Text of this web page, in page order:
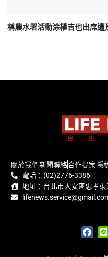
稱農水署活動涂權吉也出席
關於我們新聞聯絡合作提案隱
電話：(02)2776-3386
地址：台北市大安區忠孝